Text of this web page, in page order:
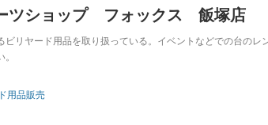
ツショップ フォックス 飯塚店
ビリヤード用品を取り扱っている。イベントなどでの台の
用品販売